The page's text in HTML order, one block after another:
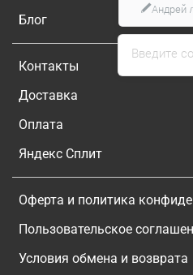
Блог
Контакты
Доставка
Оплата
Яндекс Сплит
Оферта и политика
Пользовательское
Условия обмена и возврата
Введите
Андрей